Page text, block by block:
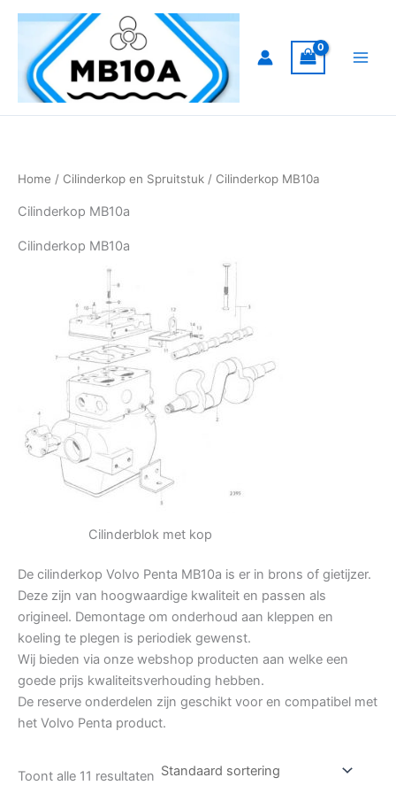
inhoud
Home / Cilinderkop en Spruitstuk / Cilinderkop MB10a
Cilinderkop MB10a
Cilinderkop MB10a
Cilinderblok met kop
De cilinderkop Volvo Penta MB10a is er in brons of gietijzer.
Deze zijn van hoogwaardige kwaliteit en passen als
origineel. Demontage om onderhoud aan kleppen en
koeling te plegen is periodiek gewenst.
Wij bieden via onze webshop producten aan welke een
goede prijs kwaliteitsverhouding hebben.
De reserve onderdelen zijn geschikt voor en compatibel met
het Volvo Penta product.
Toont alle 11 resultaten